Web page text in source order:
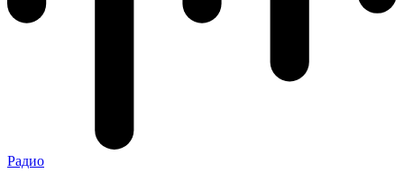
Радио